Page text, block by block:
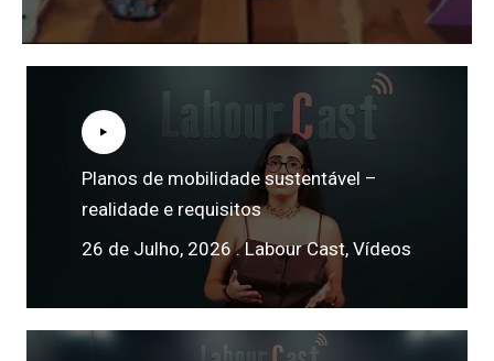
Planos de mobilidade sustentável –
realidade e requisitos
26 de Julho, 2026 .Labour Cast, Vídeos